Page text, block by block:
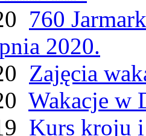
760
2020.
Zajęcia
Wakacje w
Kurs kroju i